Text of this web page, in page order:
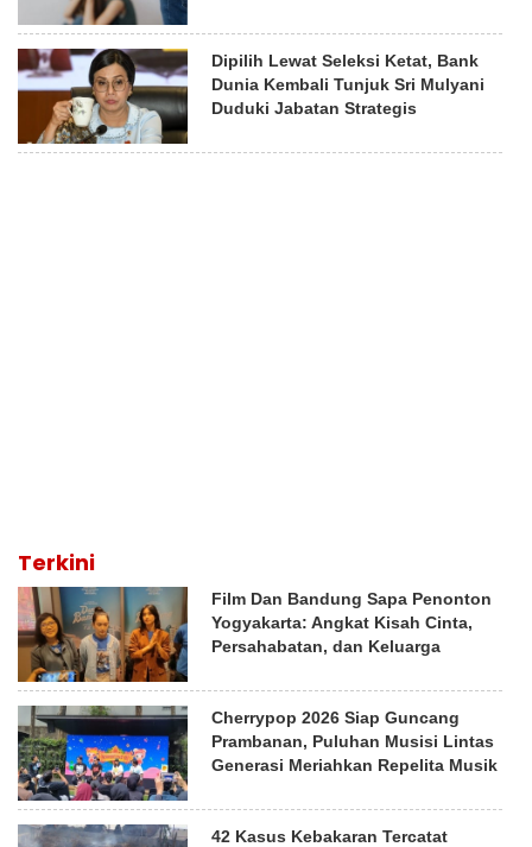
Dipilih Lewat Seleksi Ketat, Bank
Dunia Kembali Tunjuk Sri Mulyani
Duduki Jabatan Strategis
Terkini
Film Dan Bandung Sapa Penonton
Yogyakarta: Angkat Kisah Cinta,
Persahabatan, dan Keluarga
Cherrypop 2026 Siap Guncang
Prambanan, Puluhan Musisi Lintas
Generasi Meriahkan Repelita Musik
42 Kasus Kebakaran Tercatat